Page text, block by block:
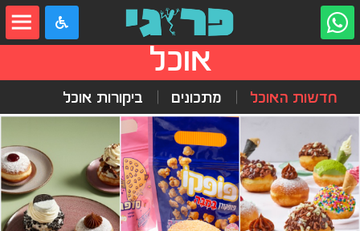
אוכל
חדשות האוכל מתכונים ביקורות אוכל